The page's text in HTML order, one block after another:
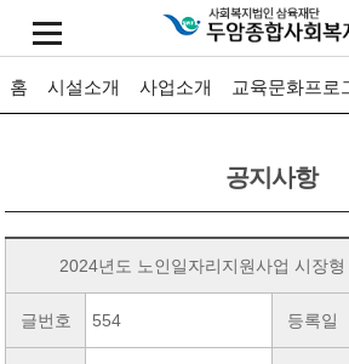
홈 시설소개 사업소개 교육문화프로
공지사항
2024년도 노인일자리지원사업 시장
글번호 554 등록일